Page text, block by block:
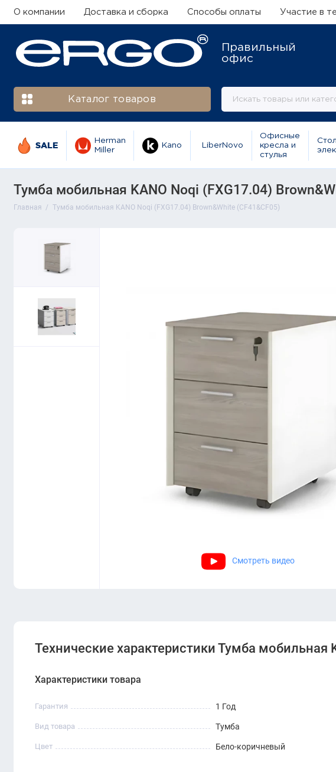
О компании Доставка и сборка Способы оплаты Участие в
Правильный
офис
Каталог товаров
SALE
Herman
Miller
Kano LiberNovo
Офисные
кресла и
стулья
Тумба мобильная KANO Noqi (FXG17.04)
Главная Тумба мобильная KANO Noqi (FXG17.04) Brown&White (CF41&CF05)
Смотреть видео
Технические характеристики Тумба мобильная
Характеристики товара
Гарантия 1 Год
Вид товара Тумба
Цвет Бело-коричневый